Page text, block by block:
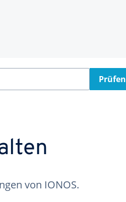
Prüfen
von IONOS.